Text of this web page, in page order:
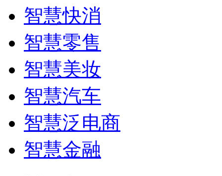
智慧快消
智慧零售
智慧美妆
智慧汽车
智慧泛电商
智慧金融